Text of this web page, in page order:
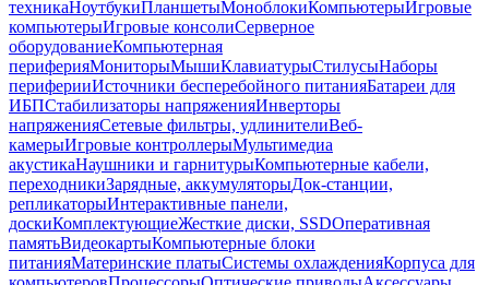
техникаНоутбукиПланшетыМоноблокиКомпьютерыИгровые
компьютерыИгровые консолиСерверное
оборудованиеКомпьютерная
периферияМониторыМышиКлавиатурыСтилусыНаборы
периферииИсточники бесперебойного питанияБатареи для
ИБПСтабилизаторы напряженияИнверторы
напряженияСетевые фильтры, удлинителиВеб-
камерыИгровые контроллерыМультимедиа
акустикаНаушники и гарнитурыКомпьютерные кабели,
переходникиЗарядные, аккумуляторыДок-станции,
репликаторыИнтерактивные панели,
доскиКомплектующиеЖесткие диски, SSDОперативная
памятьВидеокартыКомпьютерные блоки
питанияМатеринские платыСистемы охлажденияКорпуса для